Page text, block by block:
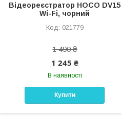
Відеореєстратор HOCO DV15
Wi-Fi, чорний
021779
1 490 ₴
1 245 ₴
В наявності
Купити